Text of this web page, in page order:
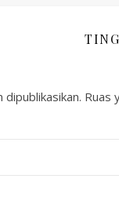
dipublikasikan. Ruas